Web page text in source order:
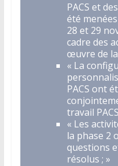
PACS et
été
28 et 29
cadre des
œuvre de
« La
PACS ont
travail
« Les
la phase 2
questions
résolus ; »